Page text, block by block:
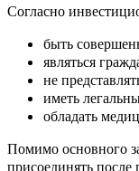
Согласно
быть
являться
не
иметь
обладать
Помимо основного
присоединять после